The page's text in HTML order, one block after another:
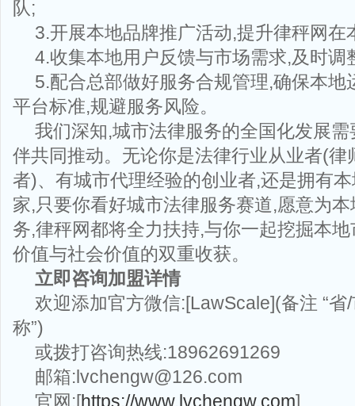
队;
3.开展本地品牌推广活动,提升律秤网在
4.收集本地用户反馈与市场需求,及时调
5.配合总部做好服务合规管理,确保本地
平台标准,规避服务风险。
我们深知,城市法律服务的全国化发展
伴共同推动。无论你是法律行业从业者(律
者)、有城市代理经验的创业者,还是拥有
家,只要你看好城市法律服务赛道,愿意为
务,律秤网都将全力扶持,与你一起挖掘本
价值与社会价值的双重收获。
立即咨询加盟详情
欢迎添加官方微信:[LawScale](备注 “省
称”)
或拨打咨询热线:18962691269
邮箱:lvchengw@126.com
官网:[https://www.lvchengw.com]